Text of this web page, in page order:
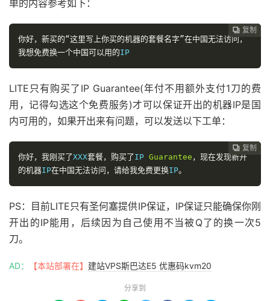
单的内容参考如下：
 复制
 复制
 复制
 复制
你好，新买的“这里写上你买的机器的套餐名字”在中国无法访问，
我想免费换一个中国可以用的IP
LITE只有购买了IP Guarantee(年付不用额外支付1刀的费
用，记得勾选这个免费服务)才可以保证开出的机器IP是国
内可用的，如果开出来有问题，可以发送以下工单：
 复制
 复制
 复制
你好，我刚买了XXX套餐，购买了IP Guarantee ，现在发现新开
的机器IP在中国无法访问，请给我免费更换IP。
PS：目前LITE只有圣何塞提供IP保证，IP保证只能确保你刚
开出的IP能用，后续因为自己使用不当被Q了的换一次5
刀。
AD： 【本站部署在】 建站VPS斯巴达E5 优惠码kvm20
分享到